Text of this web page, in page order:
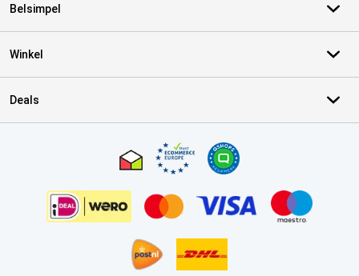
Belsimpel
Winkel
Deals